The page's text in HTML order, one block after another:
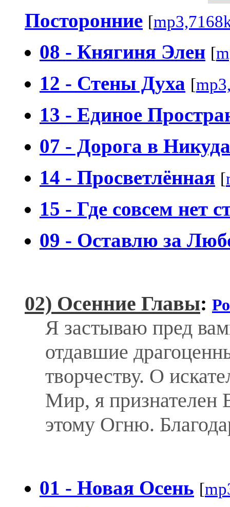
Посторонние [
08 - Княгиня Элен [
12 - Стены Духа [
13 - Единое
07 - Дорога в Никуда
14 - Просветлённая [
15 - Где совсем нет
09 - Оставлю за
02) Осенние Главы:
Я застываю пред
отдавшие
творчеству. О
Мир, я признателен
этому Огню.
01 - Новая Осень [